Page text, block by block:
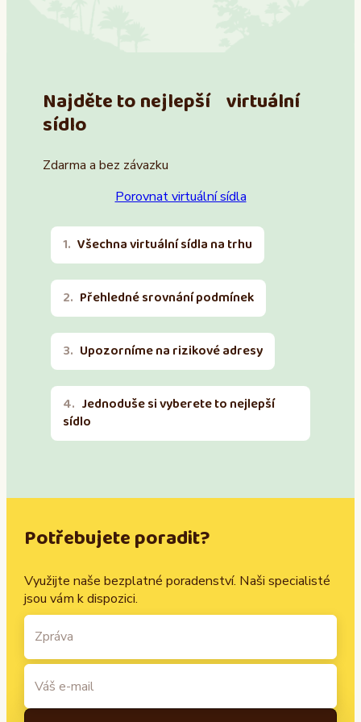
Najděte to nejlepší virtuální
sídlo
Zdarma a bez závazku
Porovnat virtuální sídla
Všechna virtuální sídla na trhu
Přehledné srovnání podmínek
Upozorníme na rizikové adresy
Jednoduše si vyberete to nejlepší
sídlo
Potřebujete poradit?
Využijte naše bezplatné poradenství. Naši specialisté
jsou vám k dispozici.